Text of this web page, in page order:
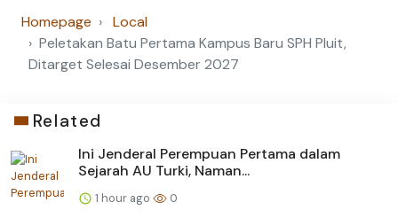
Homepage
Local
Peletakan Batu Pertama Kampus Baru SPH Pluit,
Ditarget Selesai Desember 2027
Related
Ini Jenderal Perempuan Pertama dalam
Sejarah AU Turki, Naman...
1 hour ago 0